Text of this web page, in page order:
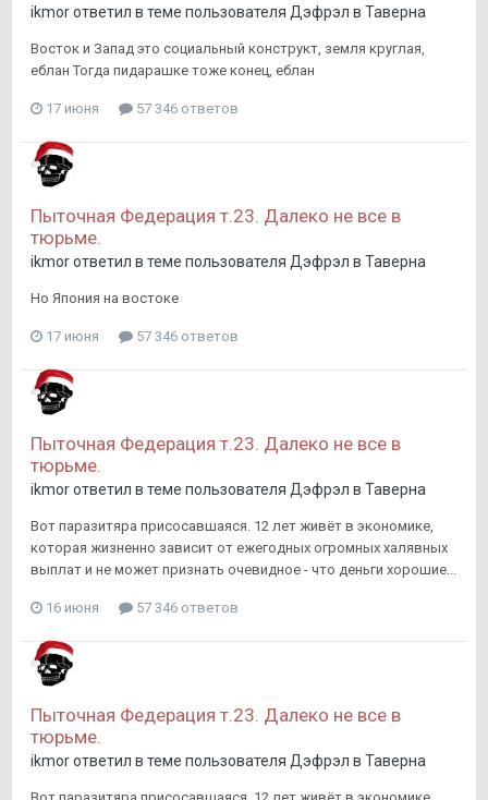
ikmorответил в теме пользователя Дэфрэл в Таверна
Восток и Запад это социальный конструкт, земля круглая,
еблан Тогда пидарашке тоже конец, еблан
17 июня 57 346 ответов
Пыточная Федерация т.23. Далеко не все в
тюрьме.
ikmorответил в теме пользователя Дэфрэл в Таверна
Но Япония на востоке
17 июня 57 346 ответов
Пыточная Федерация т.23. Далеко не все в
тюрьме.
ikmorответил в теме пользователя Дэфрэл в Таверна
Вот паразитяра присосавшаяся. 12 лет живёт в экономике,
которая жизненно зависит от ежегодных огромных халявных
выплат и не может признать очевидное - что деньги хорошие...
16 июня 57 346 ответов
Пыточная Федерация т.23. Далеко не все в
тюрьме.
ikmorответил в теме пользователя Дэфрэл в Таверна